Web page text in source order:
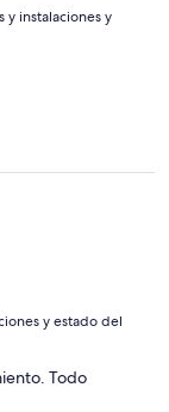
y instalaciones y
y estado del
Todo